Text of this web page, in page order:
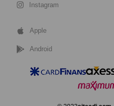
Instagram
Apple
Android